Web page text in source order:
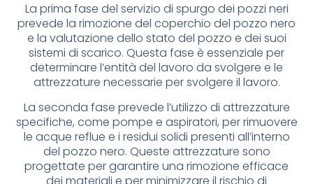
La prima fase del servizio di spurgo dei pozzi neri
prevede la rimozione del coperchio del pozzo nero
e la valutazione dello stato del pozzo e dei suoi
sistemi di scarico. Questa fase è essenziale per
determinare l’entità del lavoro da svolgere e le
attrezzature necessarie per svolgere il lavoro.
La seconda fase prevede l’utilizzo di attrezzature
specifiche, come pompe e aspiratori, per rimuovere
le acque reflue e i residui solidi presenti all’interno
del pozzo nero. Queste attrezzature sono
progettate per garantire una rimozione efficace